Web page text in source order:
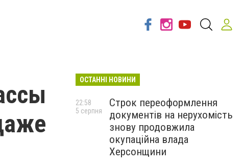
ОСТАННІ НОВИНИ
Строк переоформлення
документів на нерухомість
знову продовжила
окупаційна влада
Херсонщини
22:58
5 серпня